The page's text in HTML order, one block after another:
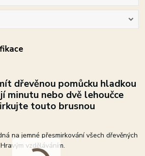
dřevěnou pomůcku hladkou
minutu nebo dvě lehoučce
touto brusnou
na jemné přesmirkování všech dřevěných
vzděláváním.